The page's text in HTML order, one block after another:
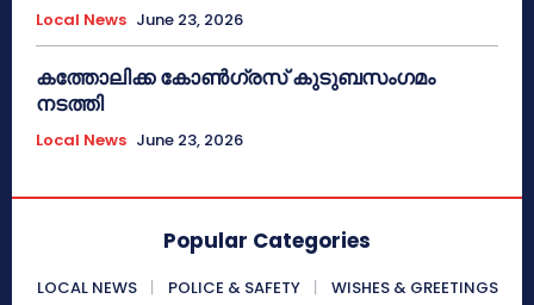
Local News June 23, 2026
കത്തോലിക്ക കോൺഗ്രസ് കുടുബസംഗമം
നടത്തി
Local News June 23, 2026
Popular Categories
LOCAL NEWS POLICE & SAFETY
WISHES & GREETINGS